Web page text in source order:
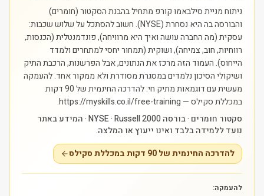
ניתוח מניית סילבאמו קורפ מתחיל בהבנת הסקטור (חומרים)
והבורסה בה היא נסחרת (NYSE). חשוב להסתכל על שלוש שכבות:
עסקית (מה החברה עושה ואיך היא מרוויחה), פונדמנטלית (הכנסות,
רווחיות, חוב, צמיחה), ושוקית (תמחור יחסי למתחרים ולמדד
הייחוס). העמוד הזה מרכז את הנתונים, אבל הפרשנות, הרכבת התיק
ושיקולי הסיכון נלמדים במסגרת מסודרת ולא ממקור אחד.להעמקה
מעשית עם דוגמאות מתיק חי: להדרכה החינמית של 90 דקות
במכללת סקילס — https://myskills.co.il/free-training.
סקטור חומרים · בורסה NYSE · Russell 2000 · המידע באתר
נועד ללמידה בלבד ואינו ייעוץ או המלצה.
להדרכה החינמית של 90 דקות במכללת סקילס
להעמקה: